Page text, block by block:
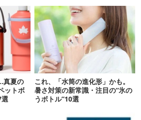
真夏の
ットボ
選
これ、「水筒の進化形」かも。
暑さ対策の新常識・注目の“氷の
うボトル”10選